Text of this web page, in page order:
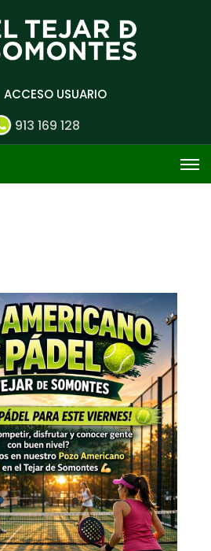
ACCESO USUARIO
913 169 128